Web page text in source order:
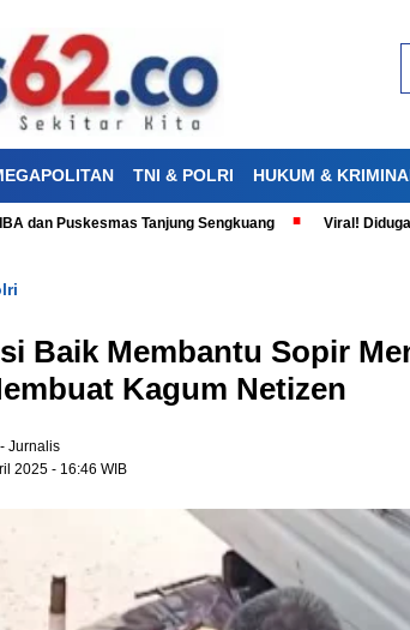
TNI & POLRI HUKUM &
Puskesmas Tanjung Sengkuang Viral! Diduga
Baik Membantu Sopir
Kagum Netizen
- Jurnalis
2025 - 16:46 WIB